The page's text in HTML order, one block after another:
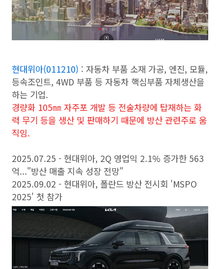
현대위아(011210) : 자동차 부품 소재 가공, 엔진, 모듈,
등속조인트, 4WD 부품 등 자동차 핵심부품 자체생산을
하는 기업.
경량화 105㎜ 자주포 개발 등 전술차량에 탑재하는 화
력 무기 등을 생산 및 판매하기 때문에 방산 관련주로 움
직임.
2025.07.25 - 현대위아, 2Q 영업익 2.1% 증가한 563
억..."방산 매출 지속 성장 전망"
2025.09.02 - 현대위아, 폴란드 방산 전시회 'MSPO
2025' 첫 참가